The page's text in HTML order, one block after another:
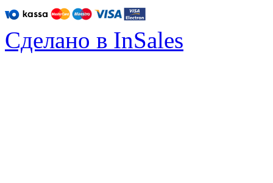
Сделано в InSales